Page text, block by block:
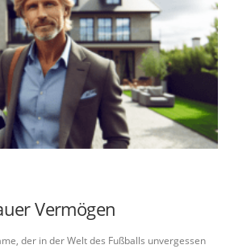
Vermögen
der in der Welt des Fußballs unvergessen